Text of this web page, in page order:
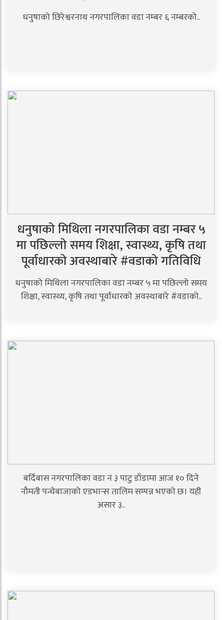
धनुषाको छिरेश्वरनाथ नगरपालिका वडा नम्बर ६ नम्बरको..
धनुषाको मिथिला नगरपालिका वडा नम्बर ५
मा पछिल्लो समय शिक्षा, स्वास्थ्य, कृषि तथा
पूर्वाधारको अवस्थाबारे #वडाको गतिविधि
धनुषाको मिथिला नगरपालिका वडा नम्बर ५ मा पछिल्लो समय
शिक्षा, स्वास्थ्य, कृषि तथा पूर्वाधारको अवस्थाबारे #वडाको..
बर्दिबास नगरपालिका वडा नं ३ पाटु डाँडामा आज १० दिने
नौमती पन्चेबाजाको एडभान्स तालिम सम्पन्न भएको छ। यही
असार ३..